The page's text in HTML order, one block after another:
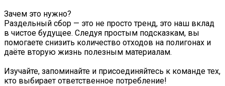
Зачем это нужно?
Раздельный сбор — это не просто тренд, это наш вклад
в чистое будущее. Следуя простым подсказкам, вы
помогаете снизить количество отходов на полигонах и
даёте вторую жизнь полезным материалам.
Изучайте, запоминайте и присоединяйтесь к команде тех,
кто выбирает ответственное потребление!